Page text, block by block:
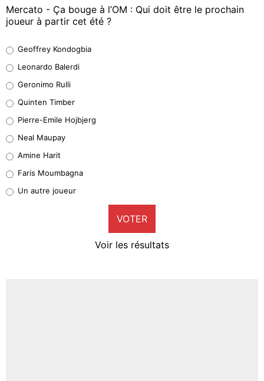
Mercato - Ça bouge à l’OM : Qui doit être le prochain
joueur à partir cet été ?
38%
32%
5%
1%
9%
Geoffrey Kondogbia
Leonardo Balerdi
Geronimo Rulli
Quinten Timber
Pierre-Emile Hojbjerg
Neal Maupay
Amine Harit
Faris Moumbagna
Un autre joueur
VOTER
Voir les résultats